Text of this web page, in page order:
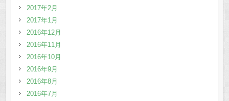
2017年2月
2017年1月
2016年12月
2016年11月
2016年10月
2016年9月
2016年8月
2016年7月